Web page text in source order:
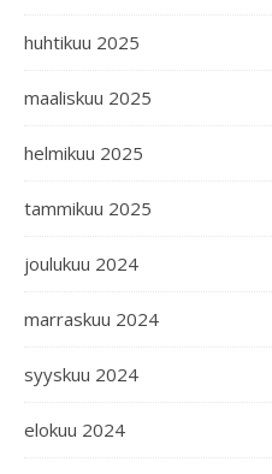
huhtikuu 2025
maaliskuu 2025
helmikuu 2025
tammikuu 2025
joulukuu 2024
marraskuu 2024
syyskuu 2024
elokuu 2024